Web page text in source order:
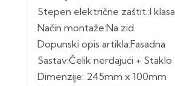
Stepen električne zaštit.:I klasa
Način montaže:Na zid
Dopunski opis artikla:Fasadna
Sastav:Čelik nerđajući + Staklo
Dimenzije: 245mm x 100mm